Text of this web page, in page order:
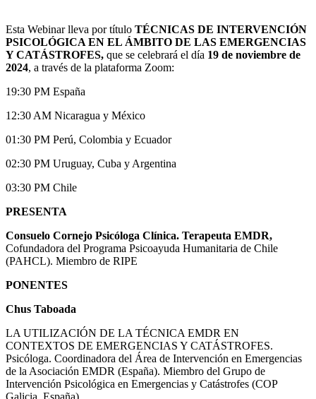
Esta Webinar lleva por título TÉCNICAS DE INTERVENCIÓN
PSICOLÓGICA EN EL ÁMBITO DE LAS EMERGENCIAS
Y CATÁSTROFES, que se celebrará el día 19 de noviembre de
2024, a través de la plataforma Zoom:
19:30 PM España
12:30 AM Nicaragua y México
01:30 PM Perú, Colombia y Ecuador
02:30 PM Uruguay, Cuba y Argentina
03:30 PM Chile
PRESENTA
Consuelo Cornejo Psicóloga Clínica. Terapeuta EMDR,
Cofundadora del Programa Psicoayuda Humanitaria de Chile
(PAHCL). Miembro de RIPE
PONENTES
Chus Taboada
LA UTILIZACIÓN DE LA TÉCNICA EMDR EN
CONTEXTOS DE EMERGENCIAS Y CATÁSTROFES.
Psicóloga. Coordinadora del Área de Intervención en Emergencias
de la Asociación EMDR (España). Miembro del Grupo de
Intervención Psicológica en Emergencias y Catástrofes (COP